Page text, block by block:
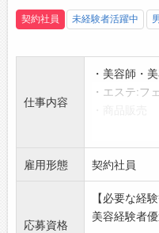
契約社員 未経験者活躍中
仕事内容
・美容師・
・エステ:フ
*その他ネイ
美容全般の
※やる気のあ
変更範囲:変
雇用形態 契約社員
応募資格
【必要な経験
美容経験者